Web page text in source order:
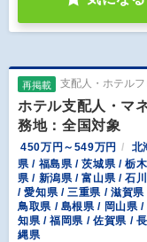
再掲載 支配人・ホテルフ
ホテル支配人・マ
務地：全国対象
450万円～549万円
北
県 / 福島県 / 茨城県 / 栃
県 / 新潟県 / 富山県 / 石
/ 愛知県 / 三重県 / 滋賀
鳥取県 / 島根県 / 岡山県
知県 / 福岡県 / 佐賀県 /
縄県